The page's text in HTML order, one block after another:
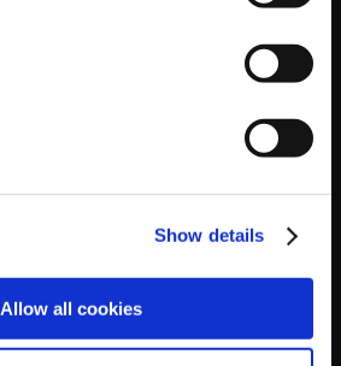
Show details
Allow all cookies